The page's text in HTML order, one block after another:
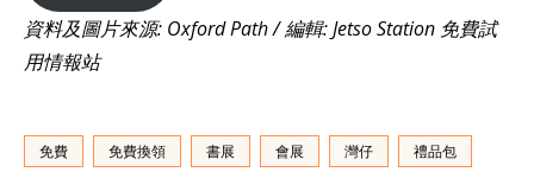
資料及圖片來源: Oxford Path / 編輯: Jetso Station 免費試
用情報站
免費 免費換領 書展 會展 灣仔 禮品包